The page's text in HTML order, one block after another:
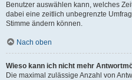
Benutzer auswählen kann, welches
dabei eine zeitlich unbegrenzte
Stimme ändern können.
Nach oben
Wieso kann ich nicht mehr
Die maximal zulässige Anzahl von